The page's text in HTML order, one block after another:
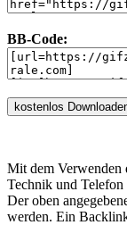
BB-Code:
Mit dem Verwenden
Technik und Telefon
Der oben
werden. Ein